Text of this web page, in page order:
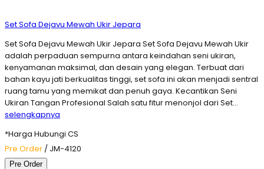
Set Sofa Dejavu Mewah Ukir Jepara
Set Sofa Dejavu Mewah Ukir Jepara Set Sofa Dejavu Mewah Ukir
adalah perpaduan sempurna antara keindahan seni ukiran,
kenyamanan maksimal, dan desain yang elegan. Terbuat dari
bahan kayu jati berkualitas tinggi, set sofa ini akan menjadi sentral
ruang tamu yang memikat dan penuh gaya. Kecantikan Seni
Ukiran Tangan Profesional Salah satu fitur menonjol dari Set…
selengkapnya
*Harga Hubungi CS
Pre Order / JM-4120
Pre Order